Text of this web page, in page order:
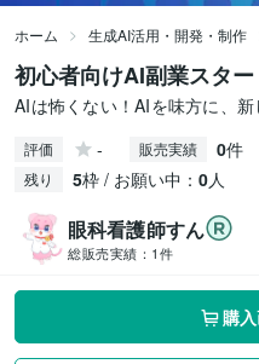
ホーム 生成AI活用・開発・制作
初心者向けAI副業スタ
AIは怖くない！AIを味方に、新
評価 - 販売実績 0件
残り 5枠 / お願い中： 0人
眼科看護師すん
総販売実績： 1件
購